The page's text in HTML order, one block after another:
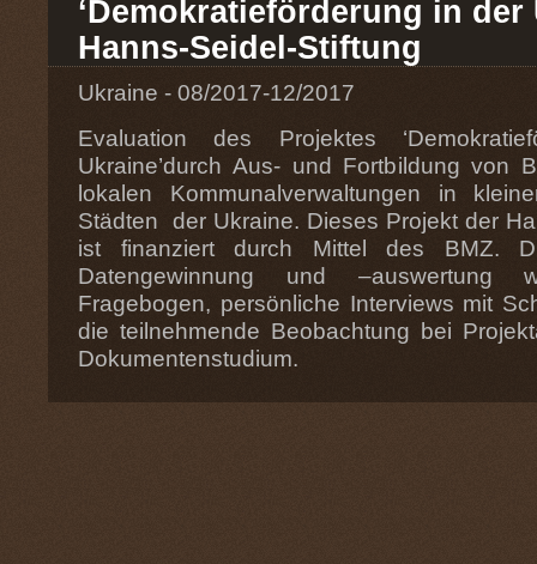
‘Demokratieförderung in der
Hanns-Seidel-Stiftung
Ukraine - 08/2017-12/2017
Evaluation des Projektes
Ukraine’durch Aus- und Fortbildung von
lokalen Kommunalverwaltungen in
Städten der Ukraine. Dieses Projekt der
ist finanziert durch Mittel des BMZ.
Datengewinnung und –auswertung
Fragebogen, persönliche Interviews mit
die teilnehmende Beobachtung bei
Dokumentenstudium.